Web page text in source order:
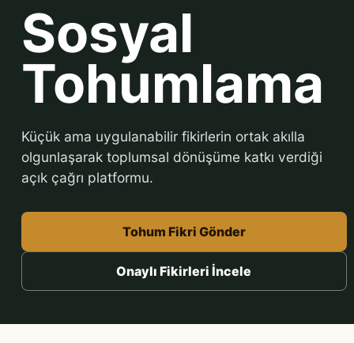
Sosyal
Tohumlama
Küçük ama uygulanabilir fikirlerin ortak akılla
olgunlaşarak toplumsal dönüşüme katkı verdiği
açık çağrı platformu.
Tohum Fikri Gönder
Onaylı Fikirleri İncele